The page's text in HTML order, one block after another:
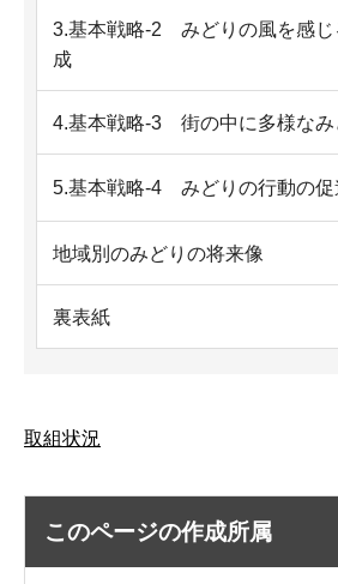
3.基本戦略-2 みどりの風を感じ
成
4.基本戦略-3 街の中に多様なみ
5.基本戦略-4 みどりの行動の促
地域別のみどりの将来像
裏表紙
取組状況
このページの作成所属